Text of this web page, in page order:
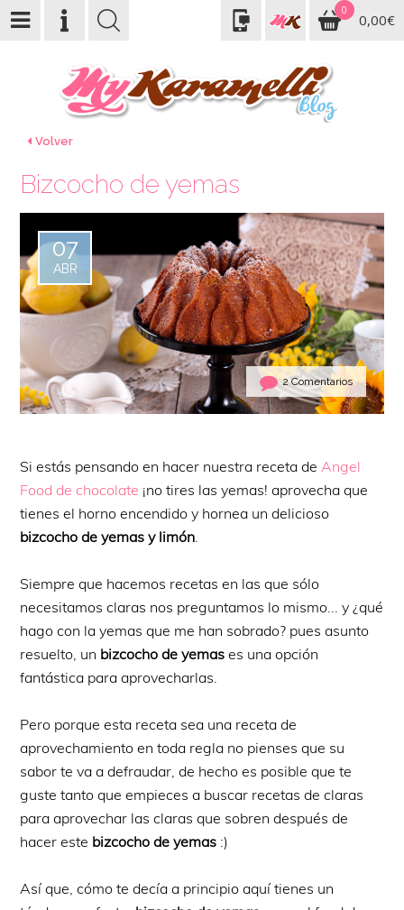
0
0,00€
Volver
Bizcocho de yemas
07
ABR
2 Comentarios
Si estás pensando en hacer nuestra receta deAngel
Food de chocolate ¡no tires las yemas! aprovecha que
tienes el horno encendido y hornea un delicioso
bizcocho de yemas y limón.
Siempre que hacemos recetas en las que sólo
necesitamos claras nos preguntamos lo mismo... y ¿qué
hago con la yemas que me han sobrado? pues asunto
resuelto, un bizcocho de yemas es una opción
fantástica para aprovecharlas.
Pero porque esta receta sea una receta de
aprovechamiento en toda regla no pienses que su
sabor te va a defraudar, de hecho es posible que te
guste tanto que empieces a buscar recetas de claras
para aprovechar las claras que sobren después de
hacer este bizcocho de yemas :)
Así que, cómo te decía a principio aquí tienes un